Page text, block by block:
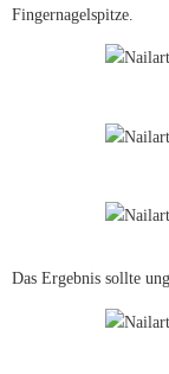
Fingernagelspitze.
Das Ergebnis sollte